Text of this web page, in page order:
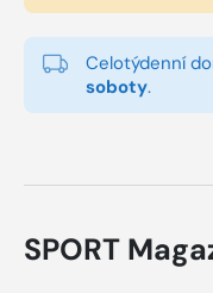
Celotýdenní
soboty.
SPORT